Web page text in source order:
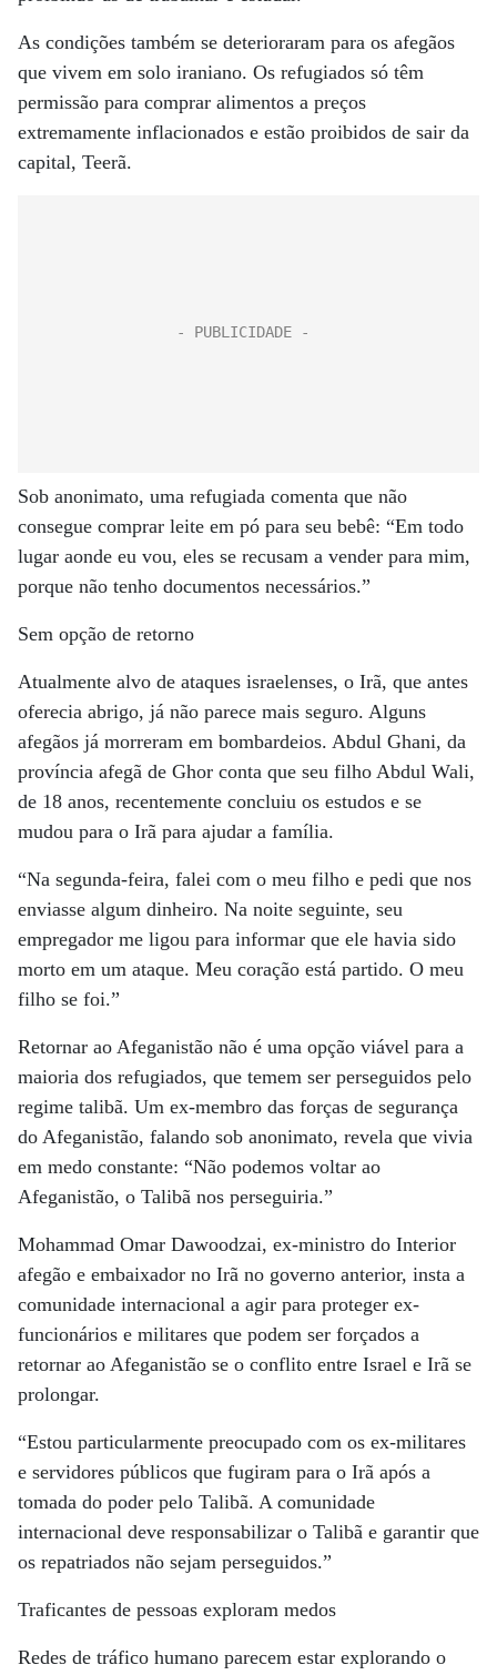
As condições também se deterioraram para os afegãos
que vivem em solo iraniano. Os refugiados só têm
permissão para comprar alimentos a preços
extremamente inflacionados e estão proibidos de sair da
capital, Teerã.
Sob anonimato, uma refugiada comenta que não
consegue comprar leite em pó para seu bebê: “Em todo
lugar aonde eu vou, eles se recusam a vender para mim,
porque não tenho documentos necessários.”
Sem opção de retorno
Atualmente alvo de ataques israelenses, o Irã, que antes
oferecia abrigo, já não parece mais seguro. Alguns
afegãos já morreram em bombardeios. Abdul Ghani, da
província afegã de Ghor conta que seu filho Abdul Wali,
de 18 anos, recentemente concluiu os estudos e se
mudou para o Irã para ajudar a família.
“Na segunda-feira, falei com o meu filho e pedi que nos
enviasse algum dinheiro. Na noite seguinte, seu
empregador me ligou para informar que ele havia sido
morto em um ataque. Meu coração está partido. O meu
filho se foi.”
Retornar ao Afeganistão não é uma opção viável para a
maioria dos refugiados, que temem ser perseguidos pelo
regime talibã. Um ex-membro das forças de segurança
do Afeganistão, falando sob anonimato, revela que vivia
em medo constante: “Não podemos voltar ao
Afeganistão, o Talibã nos perseguiria.”
Mohammad Omar Dawoodzai, ex-ministro do Interior
afegão e embaixador no Irã no governo anterior, insta a
comunidade internacional a agir para proteger ex-
funcionários e militares que podem ser forçados a
retornar ao Afeganistão se o conflito entre Israel e Irã se
prolongar.
“Estou particularmente preocupado com os ex-militares
e servidores públicos que fugiram para o Irã após a
tomada do poder pelo Talibã. A comunidade
internacional deve responsabilizar o Talibã e garantir que
os repatriados não sejam perseguidos.”
Traficantes de pessoas exploram medos
Redes de tráfico humano parecem estar explorando o